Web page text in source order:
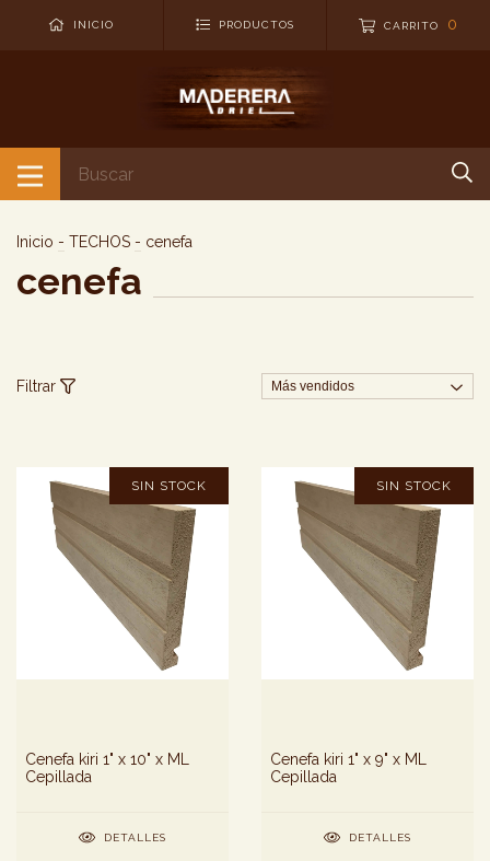
INICIO PRODUCTOS CARRITO 0
Inicio - TECHOS - cenefa
cenefa
Filtrar
SIN STOCK
Cenefa kiri 1" x 10" x ML
Cepillada
DETALLES
SIN STOCK
Cenefa kiri 1" x 9" x ML
Cepillada
DETALLES